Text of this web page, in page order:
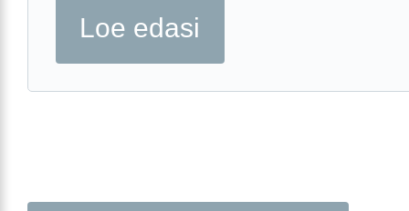
Loe edasi